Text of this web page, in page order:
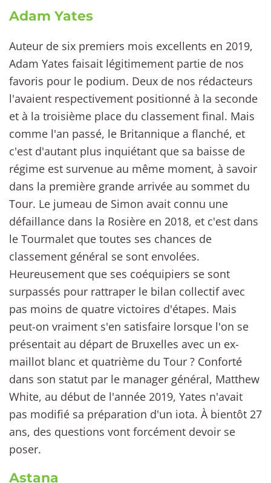
Adam Yates
Auteur de six premiers mois excellents en 2019,
Adam Yates faisait légitimement partie de nos
favoris pour le podium. Deux de nos rédacteurs
l'avaient respectivement positionné à la seconde
et à la troisième place du classement final. Mais
comme l'an passé, le Britannique a flanché, et
c'est d'autant plus inquiétant que sa baisse de
régime est survenue au même moment, à savoir
dans la première grande arrivée au sommet du
Tour. Le jumeau de Simon avait connu une
défaillance dans la Rosière en 2018, et c'est dans
le Tourmalet que toutes ses chances de
classement général se sont envolées.
Heureusement que ses coéquipiers se sont
surpassés pour rattraper le bilan collectif avec
pas moins de quatre victoires d'étapes. Mais
peut-on vraiment s'en satisfaire lorsque l'on se
présentait au départ de Bruxelles avec un ex-
maillot blanc et quatrième du Tour ? Conforté
dans son statut par le manager général, Matthew
White, au début de l'année 2019, Yates n'avait
pas modifié sa préparation d'un iota. À bientôt 27
ans, des questions vont forcément devoir se
poser.
Astana